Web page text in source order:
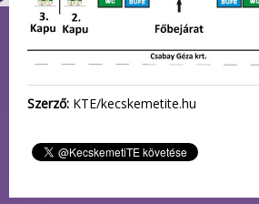
Szerző: KTE/kecskemetite.hu